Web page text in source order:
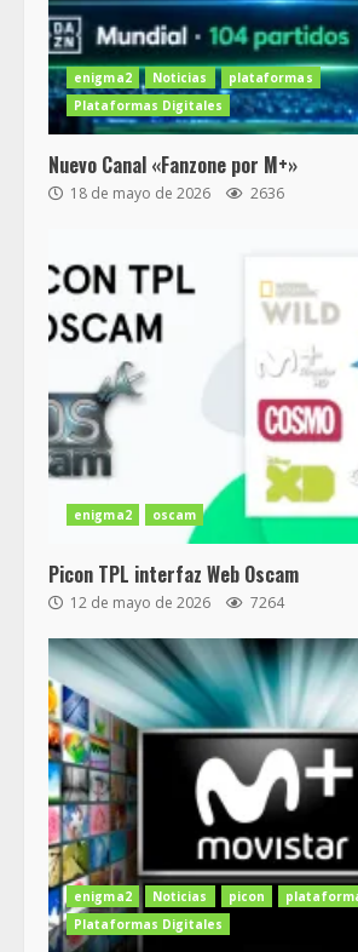
enigma2 Noticias
plataformas
Plataformas Digitales
Nuevo Canal «Fanzone por M+»
18 de mayo de 2026 2636
enigma2 oscam
Picon TPL interfaz Web Oscam
12 de mayo de 2026 7264
enigma2 Noticias picon
Plataformas Digitales